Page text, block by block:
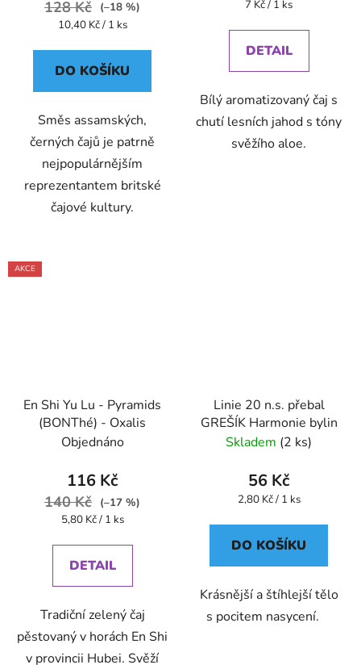
128 Kč
(–18 %)
Měrná
10,40 Kč / 1 ks
DO KOŠÍKU
Směs assamských,
černých čajů je patrně
nejpopulárnějším
reprezentantem britské
čajové kultury.
Měrná
7 Kč / 1 ks
DETAIL
Bílý aromatizovaný čaj s
chutí lesních jahod s tóny
svěžího aloe.
AKCE
En Shi Yu Lu - Pyramids
(BONThé) - Oxalis
Objednáno
116 Kč
140 Kč
(–17 %)
Měrná
5,80 Kč / 1 ks
DETAIL
Tradiční zelený čaj
pěstovaný v horách En Shi
v provincii Hubei. Svěží
Linie 20 n.s. přebal
GREŠÍK Harmonie bylin
Skladem (2 ks)
56 Kč
Měrná
2,80 Kč / 1 ks
DO KOŠÍKU
Krásnější a štíhlejší tělo
s pocitem nasycení.